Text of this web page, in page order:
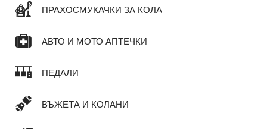
ПРАХОСМУКАЧКИ ЗА КОЛА
АВТО И МОТО АПТЕЧКИ
ПЕДАЛИ
ВЪЖЕТА И КОЛАНИ